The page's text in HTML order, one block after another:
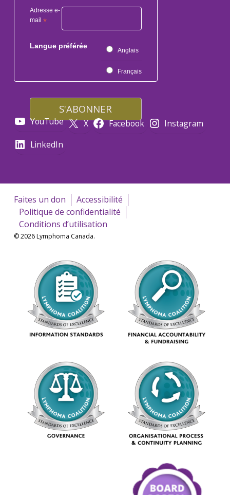
Adresse e-
mail *
Langue préférée
Anglais
Français
YouTube X Facebook
Instagram
LinkedIn
Faites un don
Accessibilité
Politique de confidentialité
Conditions d’utilisation
© 2026 Lymphoma Canada.